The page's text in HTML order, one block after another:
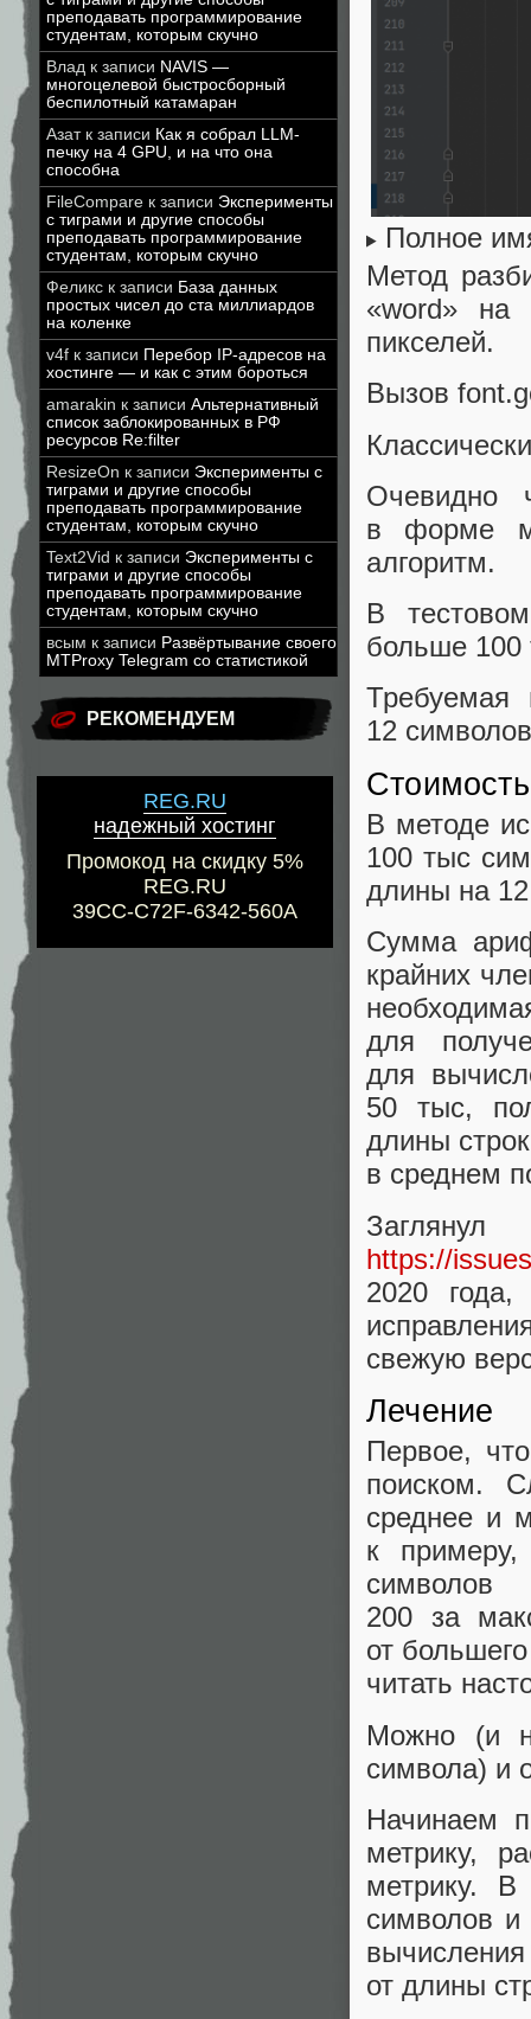
преподавать программирование
студентам, которым скучно
Влад к записи NAVIS —
многоцелевой быстросборный
беспилотный катамаран
Азатк записи Как я собрал LLM-
печку на 4 GPU, и на что она
способна
FileCompare к записи Эксперименты
с тиграми и другие способы
преподавать программирование
студентам, которым скучно
Феликс к записи База данных
простых чисел до ста миллиардов
на коленке
v4f к записи Перебор IP-адресов на
хостинге — и как с этим бороться
amarakin к записи Альтернативный
список заблокированных в РФ
ресурсов Re:filter
ResizeOn к записи Эксперименты с
тиграми и другие способы
преподавать программирование
студентам, которым скучно
Text2Vid к записи Эксперименты с
тиграми и другие способы
преподавать программирование
студентам, которым скучно
всым к записи Развёртывание своего
MTProxy Telegram со статистикой
РЕКОМЕНДУЕМ
REG.RU
надежный хостинг
Промокод на скидку 5%
REG.RU
39CC-C72F-6342-560A
Полное
Метод
«word» на
пикселей.
Вызов
Очевидно
в форме
алгоритм.
В
больше 100
Требуемая
12
В методе
100 тыс
длины на
Сумма
крайних
для
для
50 тыс,
длины
в среднем
https://
2020
свежую
Лечение
Первое,
поиском.
среднее и
к
200 за
от
читать
Можно (и
символа) и
Начинаем
метрику,
метрику. В
символов
от длины